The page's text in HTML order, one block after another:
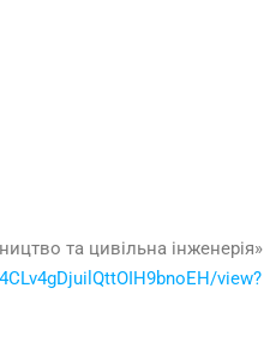
та цивільна інженерія»
view?